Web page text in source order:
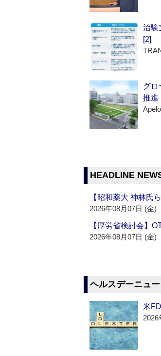
治験
[2]
グロ
推進
HEADLINE
【昭和薬大 神林氏
2026年08月07日 (金)
【厚労省検討会】
2026年08月07日 (金)
ヘルスデーニュー
米
2026